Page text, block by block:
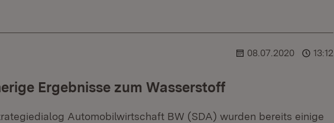
08.07.2020 13:12
Ergebnisse zum Wasserstoff
Automobilwirtschaft BW (SDA) wurden bereits einige